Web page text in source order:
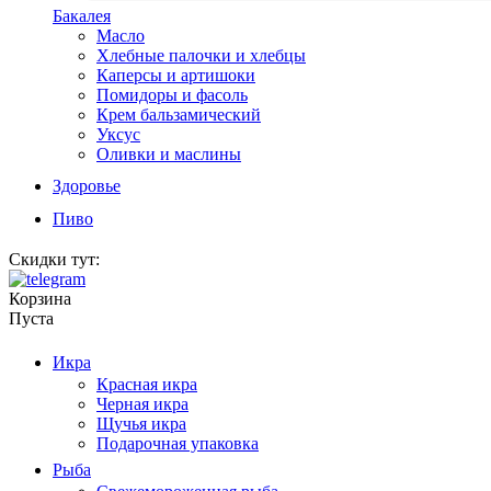
Бакалея
Масло
Хлебные палочки и хлебцы
Каперсы и артишоки
Помидоры и фасоль
Крем бальзамический
Уксус
Оливки и маслины
Здоровье
Пиво
Скидки тут:
Корзина
Пуста
Икра
Красная икра
Черная икра
Щучья икра
Подарочная упаковка
Рыба